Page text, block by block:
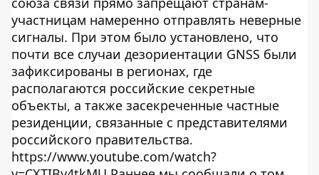
участницам намеренно отправлять неверные
сигналы. При этом было установлено, что
почти все случаи дезориентации GNSS были
зафиксированы в регионах, где
располагаются российские секретные
объекты, а также засекреченные частные
резиденции, связанные с представителями
российского правительства.
https://www.youtube.com/watch?